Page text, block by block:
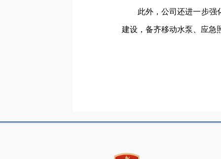
此外，公司还进一步强
建设，备齐移动水泵、应急